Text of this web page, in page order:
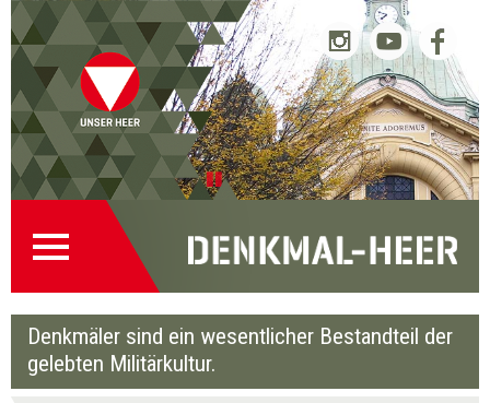
Startseite
(0)
Direkt
zur
Navigation
Direkt
zum
Inhalt
Zur
Denkmalsuche
(1)
Kontakt
(2)
Denkmäler sind ein wesentlicher Bestandteil der
gelebten Militärkultur.